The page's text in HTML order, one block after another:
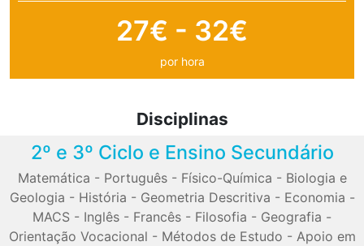
27€ - 32€
por hora
Disciplinas
2º e 3º Ciclo e Ensino Secundário
Matemática - Português- Físico-Química - Biologia e
Geologia - História - Geometria Descritiva - Economia -
MACS - Inglês - Francês - Filosofia - Geografia -
Orientação Vocacional - Métodos de Estudo - Apoio em